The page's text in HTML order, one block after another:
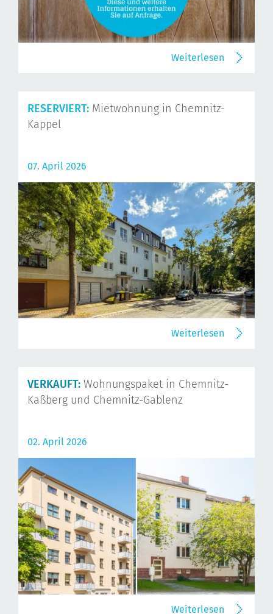
Weiterlesen
RESERVIERT: Mietwohnung in Chemnitz-
Kappel
07. April 2026
Weiterlesen
VERKAUFT: Wohnungspaket in Chemnitz-
Kaßberg und Chemnitz-Gablenz
02. April 2026
Weiterlesen